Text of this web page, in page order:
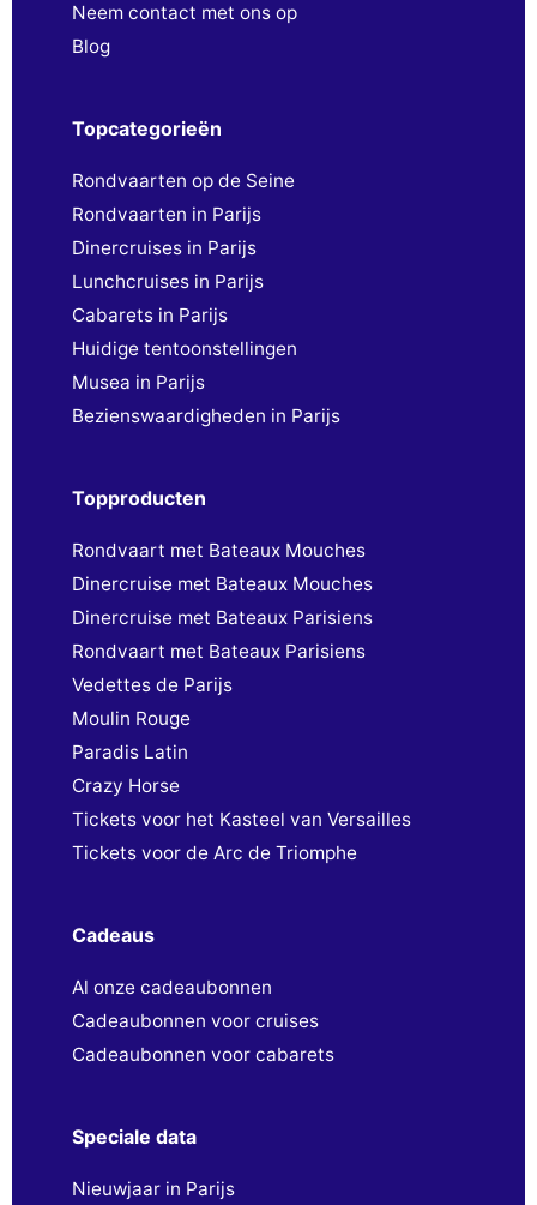
Neem contact met ons op
Blog
Topcategorieën
Rondvaarten op de Seine
Rondvaarten in Parijs
Dinercruises in Parijs
Lunchcruises in Parijs
Cabarets in Parijs
Huidige tentoonstellingen
Musea in Parijs
Bezienswaardigheden in Parijs
Topproducten
Rondvaart met Bateaux Mouches
Dinercruise met Bateaux Mouches
Dinercruise met Bateaux Parisiens
Rondvaart met Bateaux Parisiens
Vedettes de Parijs
Moulin Rouge
Paradis Latin
Crazy Horse
Tickets voor het Kasteel van Versailles
Tickets voor de Arc de Triomphe
Cadeaus
Al onze cadeaubonnen
Cadeaubonnen voor cruises
Cadeaubonnen voor cabarets
Speciale data
Nieuwjaar in Parijs